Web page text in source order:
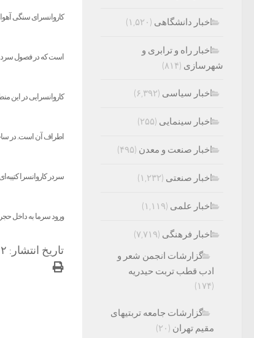
است که در فصول سرد
اطراف آن است. در
سردر کاروانسرا
ورود سرما به داخل
تاریخ انتشار: ۱۳:۰۲ – ۲۹ خرداد ۱۴۰۱
اخبار دانشگاهی (۱,۵۲۰)
اخبار راه و ترابری و
شهرسازی (۸۱۴)
اخبار سیاسی (۶,۳۹۲)
اخبار سینمایی (۲۵۵)
اخبار صنعت و معدن (۴۹۵)
اخبار صنعتی (۱,۲۳۲)
اخبار علمی (۱,۱۱۹)
اخبار فرهنگی (۷,۷۱۹)
گزارشات انجمن شعر و
ادب قطب تربت حیدریه
(۱۷۴)
گزارشات جامعه تربتیهای
مقیم تهران (۲۰)